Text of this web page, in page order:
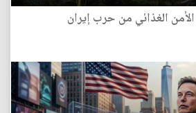
الأمن الغذائي من حرب إيران